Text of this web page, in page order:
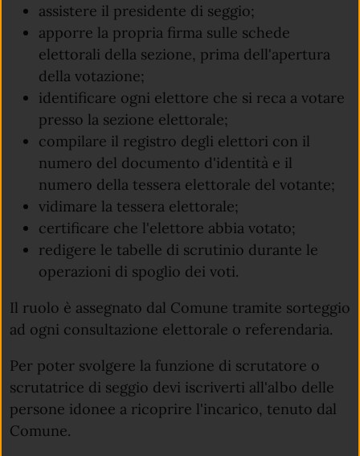
assistere il presidente di seggio;
apporre la propria firma sulle schede
elettorali della sezione, prima dell'apertura
della votazione;
identificare ogni elettore che si reca a votare
presso la sezione elettorale;
compilare il registro degli elettori con il
numero del documento d'identità e il
numero della tessera elettorale del votante;
vidimare la tessera elettorale;
certificare che l'elettore abbia votato;
redigere le tabelle di scrutinio durante le
operazioni di spoglio dei voti.
Il ruolo è assegnato dal Comune tramite sorteggio
ad ogni consultazione elettorale o referendaria.
Per poter svolgere la funzione di scrutatore o
scrutatrice di seggio devi iscriverti all'albo delle
persone idonee a ricoprire l'incarico, tenuto dal
Comune.